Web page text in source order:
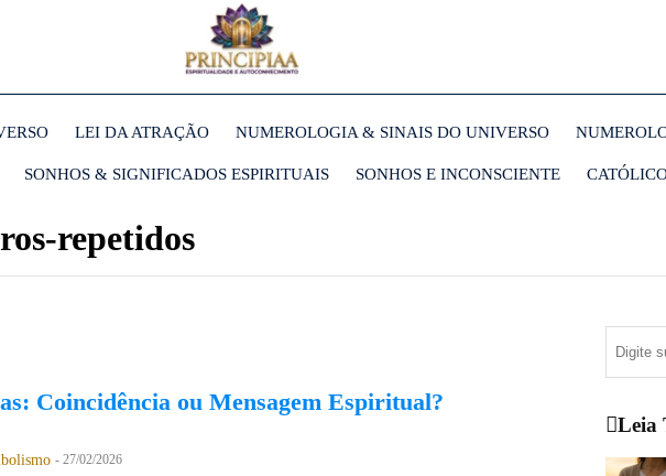
LEI DA ATRAÇÃO NUMEROLOGIA & SINAIS DO UNIVERSO
SONHOS & SIGNIFICADOS ESPIRITUAIS SONHOS E INCONSCIENTE
repetidos
Coincidência ou Mensagem Espiritual?
- 27/02/2026
Leia